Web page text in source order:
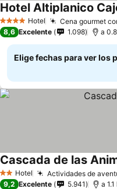
4 EstrellasHotel Cena gourmet
Hotel Altiplanico
8,6 Excelente 1.098 a
Elige fechas para ver los
2 Estrellas
Hotel Actividades de
Cascada de las
9,2 Excelente 5.941 a